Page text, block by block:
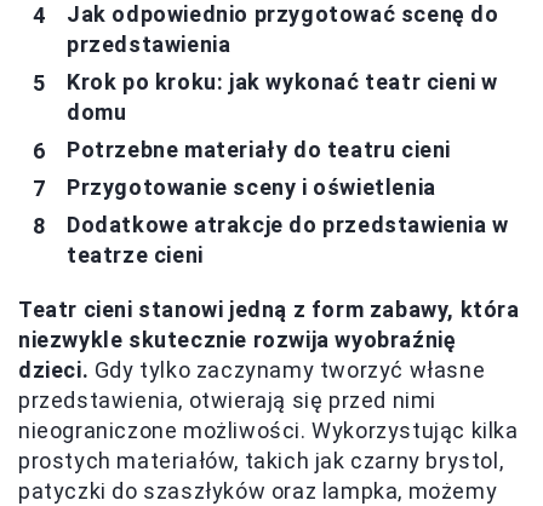
Jak odpowiednio przygotować scenę do
przedstawienia
Krok po kroku: jak wykonać teatr cieni w
domu
Potrzebne materiały do teatru cieni
Przygotowanie sceny i oświetlenia
Dodatkowe atrakcje do przedstawienia w
teatrze cieni
Teatr cieni stanowi jedną z form zabawy, która
niezwykle skutecznie rozwija wyobraźnię
dzieci. Gdy tylko zaczynamy tworzyć własne
przedstawienia, otwierają się przed nimi
nieograniczone możliwości. Wykorzystując kilka
prostych materiałów, takich jak czarny brystol,
patyczki do szaszłyków oraz lampka, możemy